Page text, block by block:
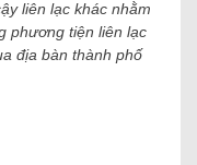
liên lạc khác nhằm
phương tiện liên lạc
địa bàn thành phố